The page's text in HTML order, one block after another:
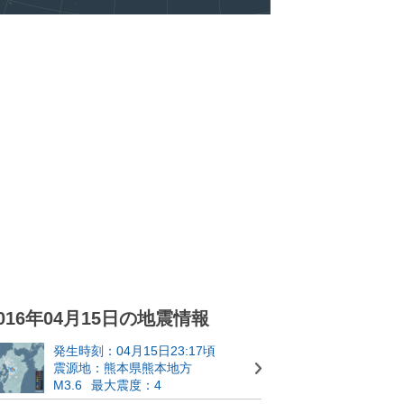
年04月15日の地震情報
発生時刻：04月15日23:17頃
震源地：熊本県熊本地方
M3.6
最大震度：4